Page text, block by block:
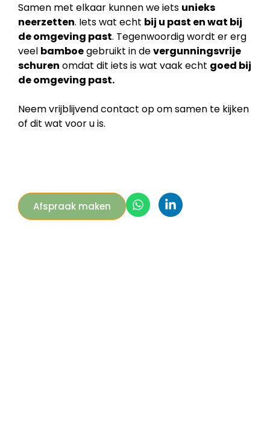
Samen met elkaar kunnen we iets unieks
neerzetten. Iets wat echt bij u past en wat bij
deomgeving past. Tegenwoordig wordt er erg
veel bamboegebruikt in devergunningsvrije
schuren omdat dit iets is wat vaak echt goed bij
de omgeving past.
Neem vrijblijvend contact op om samen te kijken
of dit wat voor u is.
Afspraak maken